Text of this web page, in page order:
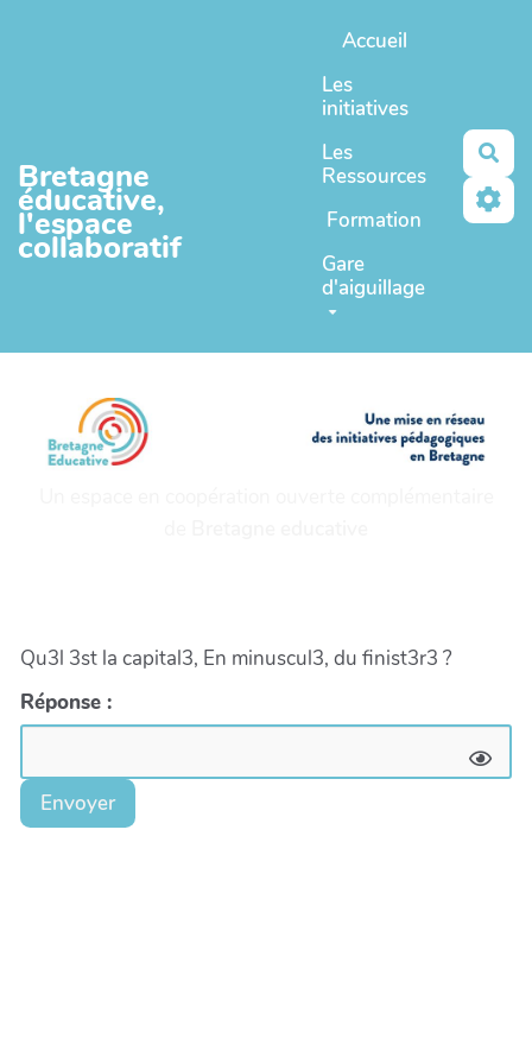
Bretagne
éducative,
l'espace
collaboratif
Accueil
Les
initiatives
Les
Ressources
Formation
Gare
d'aiguillage
Qu3l 3st la capital3, En minuscul3, du finist3r3 ?
Réponse :
Envoyer